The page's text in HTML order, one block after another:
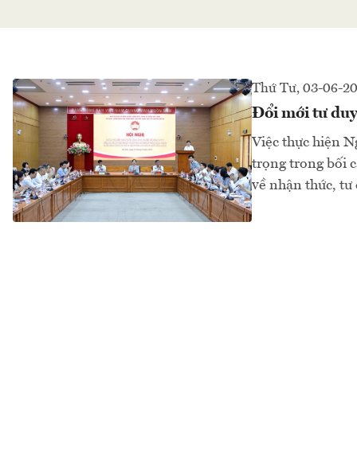
Thứ Tư, 03-06-
Đổi mới tư
Việc thực hiện
trọng trong bối
về nhận thức, tư